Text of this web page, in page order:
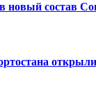
новый состав